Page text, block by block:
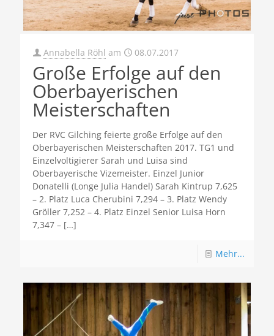
Annabella Röhl am 08.07.2017
Große Erfolge auf den
Oberbayerischen
Meisterschaften
Der RVC Gilching feierte große Erfolge auf den
Oberbayerischen Meisterschaften 2017. TG1 und
Einzelvoltigierer Sarah und Luisa sind
Oberbayerische Vizemeister. Einzel Junior
Donatelli (Longe Julia Handel) Sarah Kintrup 7,625
– 2. Platz Luca Cherubini 7,294 – 3. Platz Wendy
Gröller 7,252 – 4. Platz Einzel Senior Luisa Horn
7,347 – […]
Mehr...